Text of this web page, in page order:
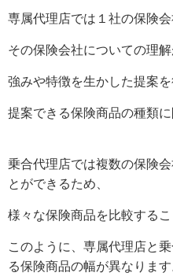
専属代理店では１社の保険
その保険会社についての理解
強みや特徴を生かした提案
提案できる保険商品の種類に
乗合代理店では複数の保険
とができるため、
様々な保険商品を比較するこ
このように、専属代理店と
る保険商品の幅が異なります